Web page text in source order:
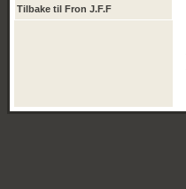
Tilbake til Fron J.F.F